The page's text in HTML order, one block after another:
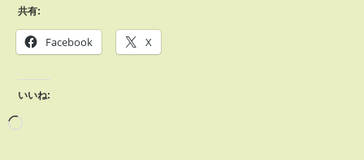
共有:
Facebook X
いいね: